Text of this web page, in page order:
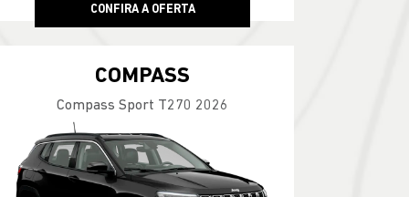
CONFIRA A OFERTA
COMPASS
Compass Sport T270 2026